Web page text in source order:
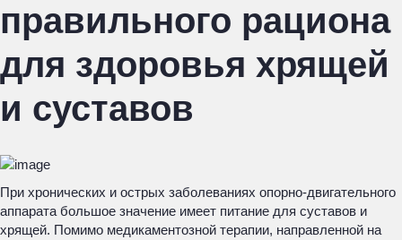
правильного рациона
для здоровья хрящей
и суставов
При хронических и острых заболеваниях опорно-двигательного
аппарата большое значение имеет питание для суставов и
хрящей. Помимо медикаментозной терапии, направленной на